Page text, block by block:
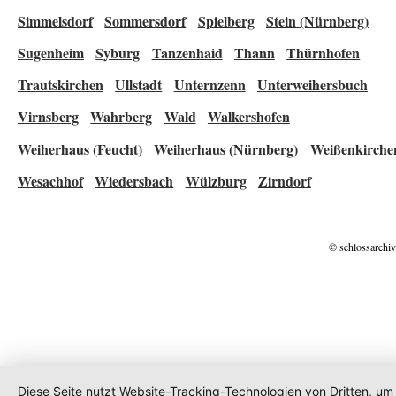
Simmelsdorf Sommersdorf Spielberg Stein (Nürnberg)
Sugenheim Syburg Tanzenhaid Thann Thürnhofen
Trautskirchen Ullstadt Unternzenn Unterweihersbuch
Virnsberg Wahrberg Wald Walkershofen
Weiherhaus (Feucht) Weiherhaus (Nürnberg)
Wesachhof Wiedersbach Wülzburg Zirndorf
©
Diese Seite nutzt Website-Tracking-Technologien von Dritten, um